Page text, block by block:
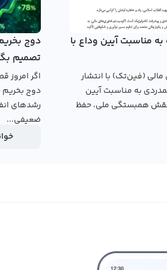
دیجیتال تبدیل نمایید. همچنین با
دلخواه یا قیمت‌های موجود در بازار خرید و
به شما سود بالایی را در خرید و فروش
مناسبت آیین وداع با
(فین‌تک) با انتشار
به مناسبت آیین
نقش همبستگی ملی، حفظ
دوج
تصمیم
اگر امروز
رشدهای
ضعیفی...